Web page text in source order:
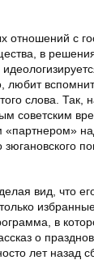
с
в
любит
слова.
советским
вид, что
в
о
лет назад